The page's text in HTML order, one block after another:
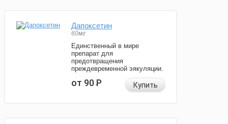
Дапоксетин
60мг
Единственный в мире
препарат для
предотвращения
преждевременной эякуляции.
от 90Р Купить